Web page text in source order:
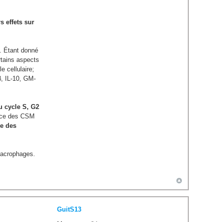
effets sur
Étant donné
aspects
cellulaire;
IL-10, GM-
cycle S, G2
des CSM
des
GuitS13